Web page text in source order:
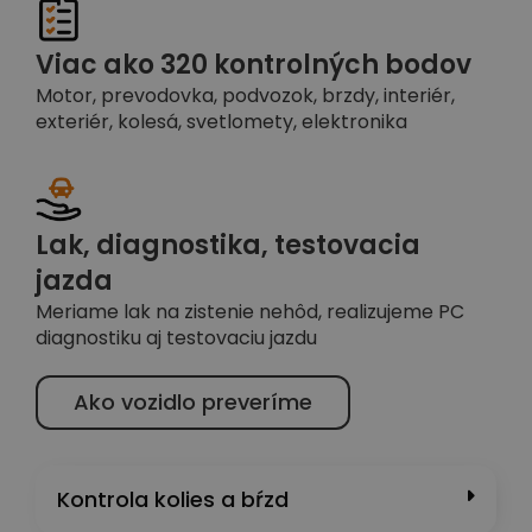
Viac ako 320 kontrolných bodov
Motor, prevodovka, podvozok, brzdy, interiér,
exteriér, kolesá, svetlomety, elektronika
Lak, diagnostika, testovacia
jazda
Meriame lak na zistenie nehôd, realizujeme PC
diagnostiku aj testovaciu jazdu
Ako vozidlo preveríme
Kontrola kolies a bŕzd